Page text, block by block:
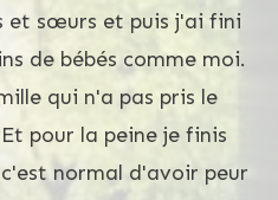
et sœurs et puis j'ai fini
de bébés comme moi.
qui n'a pas pris le
pour la peine je finis
normal d'avoir peur